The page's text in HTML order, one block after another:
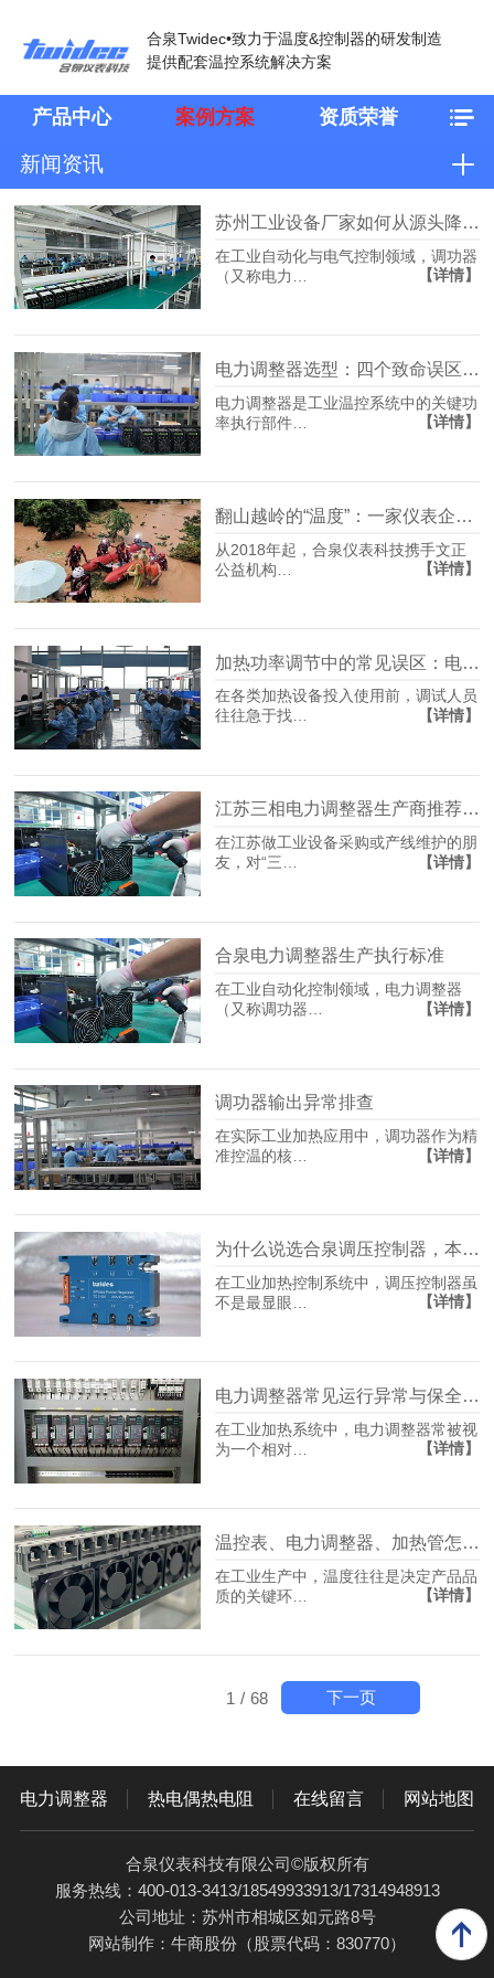
合泉Twidec•致力于温度&控制器的研发制造
提供配套温控系统解决方案
产品中心 案例方案 资质荣誉
新闻资讯
苏州工业设备厂家如何从源头降低产线温控不准停机风险？
在工业自动化与电气控制领域，调功器
（又称电力…
【详情】
电力调整器选型：四个致命误区，多数人栽在第二个
电力调整器是工业温控系统中的关键功
率执行部件…
【详情】
翻山越岭的“温度”：一家仪表企业的十年公益坚守
从2018年起，合泉仪表科技携手文正
公益机构…
【详情】
在各类加热设备投入使用前，调试人员
往往急于找…
【详情】
江苏三相电力调整器生产商推荐：选型不踩坑，先看懂这几点
在江苏做工业设备采购或产线维护的朋
友，对“三…
【详情】
合泉电力调整器生产执行标准
在工业自动化控制领域，电力调整器
（又称调功器…
【详情】
调功器输出异常排查
在实际工业加热应用中，调功器作为精
准控温的核…
【详情】
为什么说选合泉调压控制器，本质是在选生产保险？
在工业加热控制系统中，调压控制器虽
不是最显眼…
【详情】
电力调整器常见运行异常与保全策略
在工业加热系统中，电力调整器常被视
为一个相对…
【详情】
温控表、电力调整器、加热管怎么搭？
在工业生产中，温度往往是决定产品品
质的关键环…
【详情】
1 / 68 下一页
电力调整器 热电偶热电阻 在线留言 网站地图
合泉仪表科技有限公司©版权所有
服务热线：400-013-3413/18549933913/17314948913
公司地址：苏州市相城区如元路8号
网站制作： 牛商股份 （股票代码：830770）